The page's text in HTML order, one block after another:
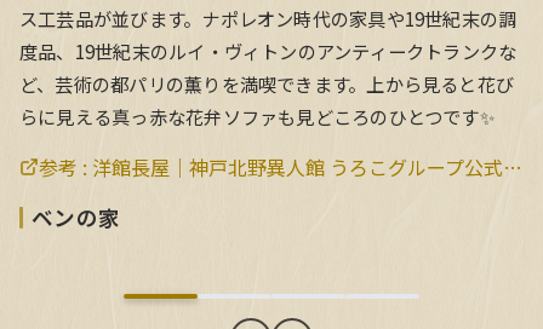
ス工芸品が並びます。ナポレオン時代の家具や19世紀末の調
度品、19世紀末のルイ・ヴィトンのアンティークトランクな
ど、芸術の都パリの薫りを満喫できます。上から見ると花び
らに見える真っ赤な花弁ソファも見どころのひとつです✨
参考 : 洋館長屋｜神戸北野異人館 うろこグループ公式サイト
ベンの家